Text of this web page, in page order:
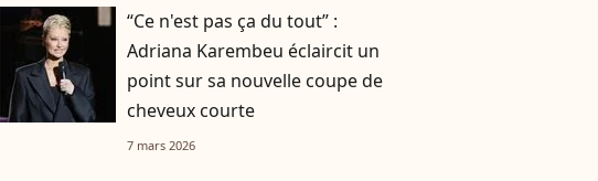
“Ce n'est pas ça du tout” :
Adriana Karembeu éclaircit un
point sur sa nouvelle coupe de
cheveux courte
7 mars 2026